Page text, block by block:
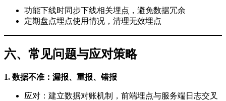
功能下线时同步下线相关埋点，避免数据冗余
定期盘点埋点使用情况，清理无效埋点
六、常见问题与应对策略
1. 数据不准：漏报、重报、错报
应对：建立数据对账机制，前端埋点与服务端日志交叉